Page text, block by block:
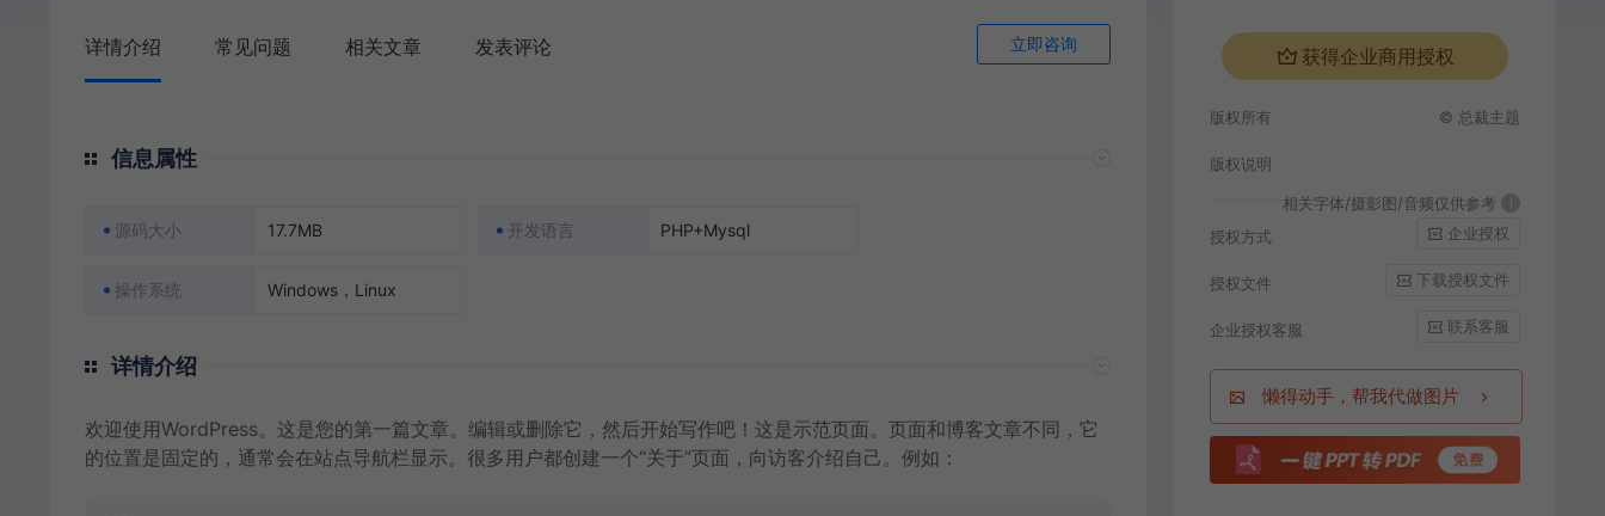
详情介绍 常见问题 相关文章 发表评论 立即咨询
信息属性
源码大小 17.7MB 开发语言 PHP+Mysql
操作系统 Windows，Linux
详情介绍
欢迎使用WordPress。这是您的第一篇文章。编辑或删除它，然后开始写作吧！这是示范页面。页面和博客文章不同，它
的位置是固定的，通常会在站点导航栏显示。很多用户都创建一个“关于”页面，向访客介绍自己。例如：
获得企业商用授权
版权所有 © 总裁主题
版权说明
相关字体/摄影图/音频仅供参考
i
授权方式
企业授权
授权文件 下载授权文件
企业授权客服 联系客服
懒得动手，帮我代做图片